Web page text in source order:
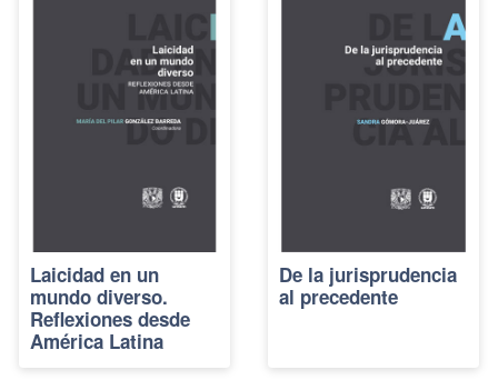
Laicidad en un
mundo diverso.
Reflexiones desde
América Latina
De la jurisprudencia
al precedente